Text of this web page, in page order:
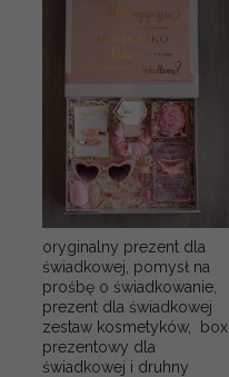
oryginalny prezent dla
świadkowej, pomysł na
prośbę o świadkowanie,
prezent dla świadkowej
zestaw kosmetyków, box
prezentowy dla
świadkowej i druhny